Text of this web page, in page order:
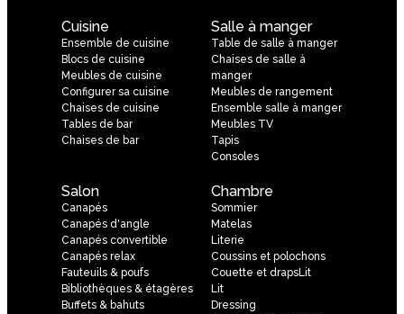
Cuisine
Ensemble de cuisine
Blocs de cuisine
Meubles de cuisine
Configurer sa cuisine
Chaises de cuisine
Tables de bar
Chaises de bar
Salle à manger
Table de salle à manger
Chaises de salle à
manger
Meubles de rangement
Ensemble salle à manger
Meubles TV
Tapis
Consoles
Salon
Canapés
Canapés d'angle
Canapés convertible
Canapés relax
Fauteuils & poufs
Bibliothèques & étagères
Buffets & bahuts
Chambre
Sommier
Matelas
Literie
Coussins et polochons
Couette et drapsLit
Lit
Dressing